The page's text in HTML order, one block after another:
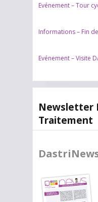
Evénement – Tour
Informations – Fin
Evénement – Visite
Newsletter
Traitement